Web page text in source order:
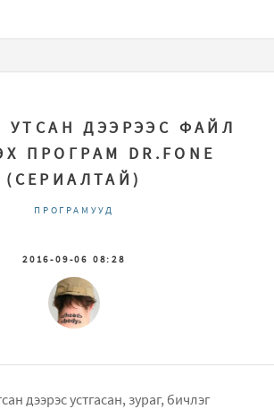
УТСАН ДЭЭРЭЭС ФАЙЛ
ПРОГРАМ DR.FОNЕ
(СЕРИАЛТАЙ)
ПРОГРАМУУД
2016-09-06 08:28
дээрэс устгасан, зураг, бичлэг